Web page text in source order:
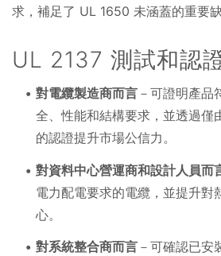
求，補足了 UL 1650 未涵蓋的重要缺
UL 2137 測試和認
對電纜製造商而言 －可證明產品
全、性能和結構要求，並透過
的認證提升市場公信力。
對資料中心營運商和設計人員而
電力配電要求的電纜，並提升對
心。
對系統整合商而言 －可確認已安